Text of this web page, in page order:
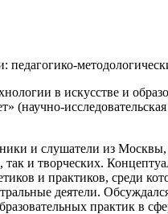
в искусстве и
(научно-
и слушатели из
и творческих.
и практиков, среди
деятели.
практик в